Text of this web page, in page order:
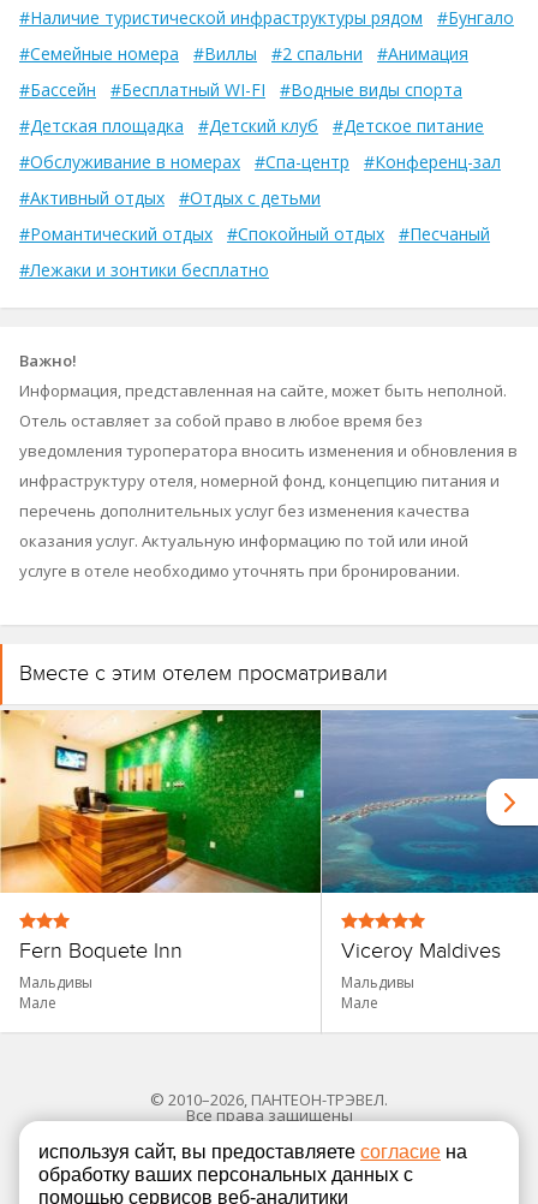
#Наличие туристической инфраструктуры рядом
#Бунгало
#Семейные номера
#Виллы #2 спальни
#Анимация
#Бассейн
#Бесплатный WI-FI
#Водные виды спорта
#Детская площадка
#Детский клуб
#Детское питание
#Обслуживание в номерах
#Спа-центр
#Конференц-зал
#Активный отдых
#Отдых с детьми
#Романтический отдых
#Спокойный отдых
#Песчаный
#Лежаки и зонтики бесплатно
Важно!
Информация, представленная на сайте, может быть неполной.
Отель оставляет за собой право в любое время без
уведомления туроператора вносить изменения и обновления в
инфраструктуру отеля, номерной фонд, концепцию питания и
перечень дополнительных услуг без изменения качества
оказания услуг. Актуальную информацию по той или иной
услуге в отеле необходимо уточнять при бронировании.
Вместе с этим отелем просматривали
Fern Boquete Inn
Мальдивы
Мале
Viceroy Maldives
Мальдивы
Мале
© 2010–2026, ПАНТЕОН-ТРЭВЕЛ.
Все права защищены
Политика в отношении обработки персональных
используя сайт, вы предоставляете согласие на
обработку ваших персональных данных с
помощью сервисов веб-аналитики